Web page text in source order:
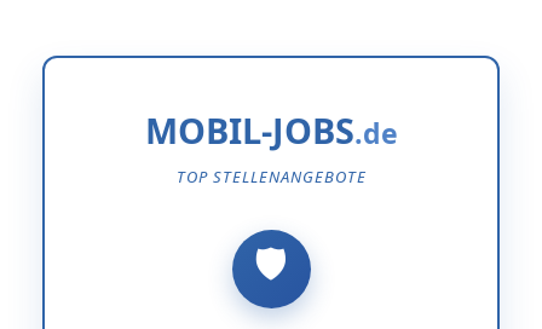
MOBIL-JOBS
TOP STELLENANGEBOTE